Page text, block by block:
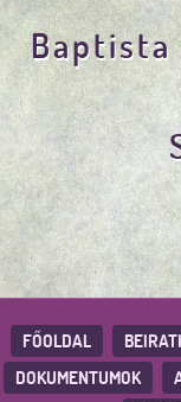
Baptista
FŐOLDAL
DOKUMENTUMOK